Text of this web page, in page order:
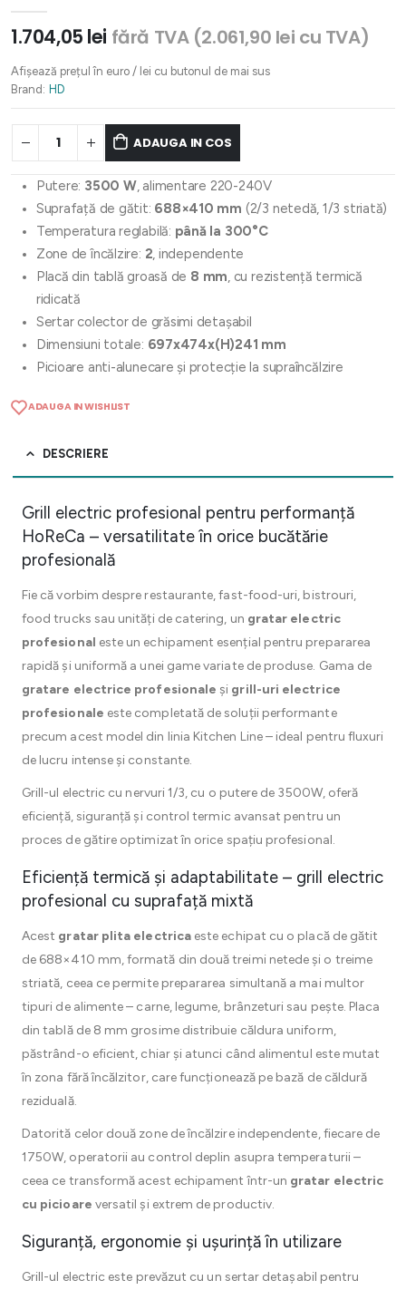
1.704,05 lei fără TVA (2.061,90 lei cu TVA)
Afișează prețul în euro / lei cu butonul de mai sus
Brand: HD
ADAUGA IN COS
Putere: 3500 W, alimentare 220-240V
Suprafață de gătit: 688×410 mm (2/3 netedă, 1/3 striată)
Temperatura reglabilă: până la 300°C
Zone de încălzire: 2, independente
Placă din tablă groasă de 8 mm, cu rezistență termică
ridicată
Sertar colector de grăsimi detașabil
Dimensiuni totale: 697x474x(H)241 mm
Picioare anti-alunecare și protecție la supraîncălzire
ADAUGA IN WISHLIST
DESCRIERE
Grill electric profesional pentru performanță
HoReCa – versatilitate în orice bucătărie
profesională
Fie că vorbim despre restaurante, fast-food-uri, bistrouri,
food trucks sau unități de catering, un gratar electric
profesional este un echipament esențial pentru prepararea
rapidă și uniformă a unei game variate de produse. Gama de
gratare electrice profesionale și grill-uri electrice
profesionale este completată de soluții performante
precum acest model din linia Kitchen Line – ideal pentru fluxuri
de lucru intense și constante.
Grill-ul electric cu nervuri 1/3, cu o putere de 3500W, oferă
eficiență, siguranță și control termic avansat pentru un
proces de gătire optimizat în orice spațiu profesional.
Eficiență termică și adaptabilitate – grill electric
profesional cu suprafață mixtă
Acest gratar plita electricaeste echipat cu o placă de gătit
de 688×410 mm, formată din două treimi netede și o treime
striată, ceea ce permite prepararea simultană a mai multor
tipuri de alimente – carne, legume, brânzeturi sau pește. Placa
din tablă de 8 mm grosime distribuie căldura uniform,
păstrând-o eficient, chiar și atunci când alimentul este mutat
în zona fără încălzitor, care funcționează pe bază de căldură
reziduală.
Datorită celor două zone de încălzire independente, fiecare de
1750W, operatorii au control deplin asupra temperaturii –
ceea ce transformă acest echipament într-un gratar electric
cu picioare versatil și extrem de productiv.
Siguranță, ergonomie și ușurință în utilizare
Grill-ul electric este prevăzut cu un sertar detașabil pentru